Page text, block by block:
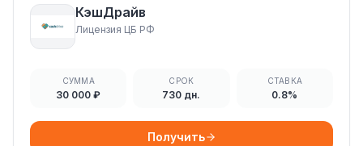
КэшДрайв
Лицензия ЦБ РФ
СУММА
30 000 ₽
СРОК
730 дн.
СТАВКА
0.8%
Получить